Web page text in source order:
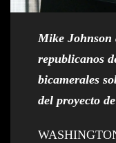
Mike Johnson
republicanos
bicamerales
del proyecto